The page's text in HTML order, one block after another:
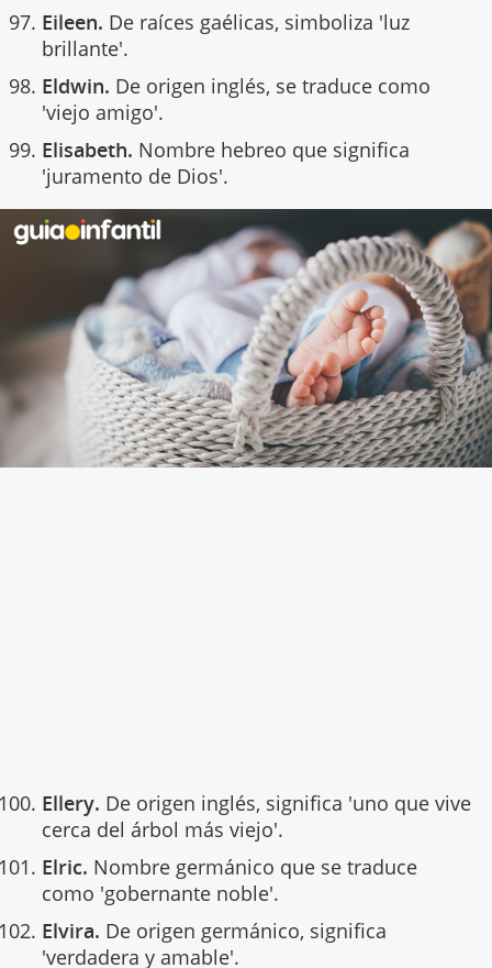
Eileen. De raíces gaélicas, simboliza 'luz
brillante'.
Eldwin. De origen inglés, se traduce como
'viejo amigo'.
Elisabeth. Nombre hebreo que significa
'juramento de Dios'.
Ellery. De origen inglés, significa 'uno que vive
cerca del árbol más viejo'.
Elric. Nombre germánico que se traduce
como 'gobernante noble'.
Elvira. De origen germánico, significa
'verdadera y amable'.